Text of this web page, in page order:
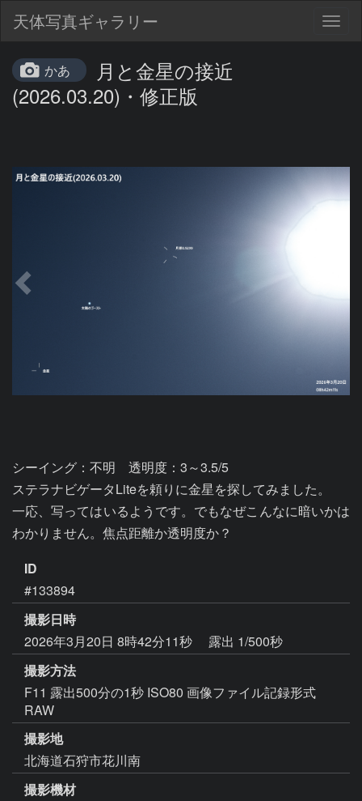
天体写真ギャラリー
かあ
月と金星の接近
(2026.03.20)・修正版
シーイング：不明　透明度：3～3.5/5
ステラナビゲータLiteを頼りに金星を探してみました。
一応、写ってはいるようです。でもなぜこんなに暗いかは
わかりません。焦点距離か透明度か？
ID
#133894
撮影日時
2026年3月20日 8時42分11秒
露出 1/500秒
撮影方法
F11 露出500分の1秒 ISO80 画像ファイル記録形式
RAW
撮影地
北海道石狩市花川南
撮影機材